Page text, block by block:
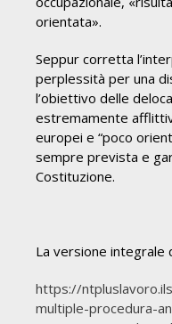
orientata».
Seppur corretta
perplessità per una
l’obiettivo delle
estremamente
europei e “poco
sempre prevista e
Costituzione.
La versione integrale
https://
multiple-procedura-